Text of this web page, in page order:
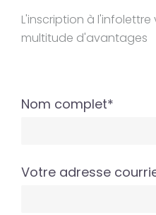
L'inscription à
multitude d'avantages
Nom complet*
Votre adresse